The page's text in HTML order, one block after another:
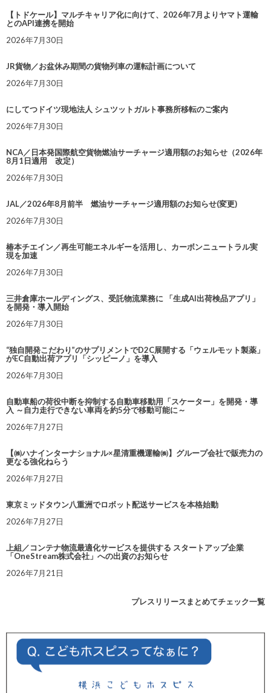
【トドケール】マルチキャリア化に向けて、2026年7月よりヤマト運輸
とのAPI連携を開始
2026年7月30日
JR貨物／お盆休み期間の貨物列車の運転計画について
2026年7月30日
にしてつドイツ現地法人 シュツットガルト事務所移転のご案内
2026年7月30日
NCA／日本発国際航空貨物燃油サーチャージ適用額のお知らせ（2026年
8月1日適用 改定）
2026年7月30日
JAL／2026年8月前半 燃油サーチャージ適用額のお知らせ(変更)
2026年7月30日
椿本チエイン／再生可能エネルギーを活用し、カーボンニュートラル実
現を加速
2026年7月30日
三井倉庫ホールディングス、受託物流業務に 「生成AI出荷検品アプリ」
を開発・導入開始
2026年7月30日
“独自開発こだわり”のサプリメントでD2C展開する「ウェルモット製薬」
がEC自動出荷アプリ「シッピーノ」を導入
2026年7月30日
自動車船の荷役中断を抑制する自動車移動用「スケーター」を開発・導
入 ～自力走行できない車両を約5分で移動可能に～
2026年7月27日
【㈱ハナインターナショナル×星清重機運輸㈱】グループ会社で販売力の
更なる強化ねらう
2026年7月27日
東京ミッドタウン八重洲でロボット配送サービスを本格始動
2026年7月27日
上組／コンテナ物流最適化サービスを提供する スタートアップ企業
「OneStream株式会社」への出資のお知らせ
2026年7月21日
プレスリリースまとめてチェック一覧